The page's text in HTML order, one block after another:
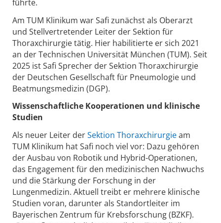
führte.
Am TUM Klinikum war Safi zunächst als Oberarzt
und Stellvertretender Leiter der Sektion für
Thoraxchirurgie tätig. Hier habilitierte er sich 2021
an der Technischen Universität München (TUM). Seit
2025 ist Safi Sprecher der Sektion Thoraxchirurgie
der Deutschen Gesellschaft für Pneumologie und
Beatmungsmedizin (DGP).
Wissenschaftliche Kooperationen und klinische
Studien
Als neuer Leiter derSektion Thoraxchirurgieam
TUM Klinikum hat Safi noch viel vor: Dazu gehören
der Ausbau von Robotik und Hybrid-Operationen,
das Engagement für den medizinischen Nachwuchs
und die Stärkung der Forschung in der
Lungenmedizin. Aktuell treibt er mehrere klinische
Studien voran, darunter als Standortleiter im
Bayerischen Zentrum für Krebsforschung (BZKF).